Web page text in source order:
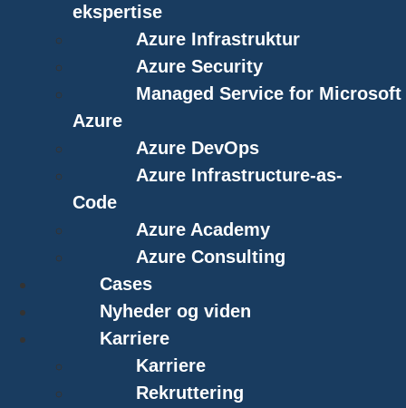
ekspertise
Azure Infrastruktur
Azure Security
Managed Service for Microsoft
Azure
Azure DevOps
Azure Infrastructure-as-
Code
Azure Academy
Azure Consulting
Cases
Nyheder og viden
Karriere
Karriere
Rekruttering